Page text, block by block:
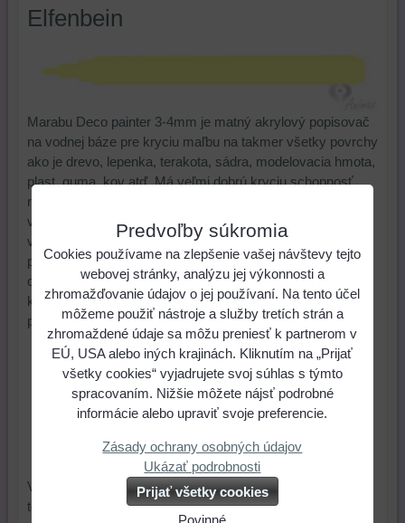
Elfenbein
Marabu Deco painter 3-4mm je matný akrylový popisovač
na vodnej báze pre kryciu maľbu na takmer všetky povrchy
ako je drevo, lepenka, terakota, sádra, modelovacia hmota,
plast, guma, kov atď. Má veľmi dobrú kryciu schopnosť,
rýchlo schne, je svetlostála, a odolná voči poveternostným
vplyvom. Pre zlepšenie odolnosti voči poveternostným
vplyvom nechať zaschnúť najmenej 30 minút a prípadne
prelakovať. Pred použitím - fixkou silno zatrepte, po
otvorení opakovane zatlačte na hrot a "pumpujte" tak dlho
kým sa neobjaví farba. Hrot je možné vybrať a vyprať pod
prúdom vody.
Cena: 3,98 €
ks Do košíka
Skladové číslo:Dostupnosť:Posledný kus
Vhodné na maľovaniedáždnikov, tašiek, gumákov,
topánok, dreva, kretináčov a iné.
Predvoľby súkromia
Cookies používame na zlepšenie vašej návštevy tejto
webovej stránky, analýzu jej výkonnosti a
zhromažďovanie údajov o jej používaní. Na tento účel
môžeme použiť nástroje a služby tretích strán a
zhromaždené údaje sa môžu preniesť k partnerom v
EÚ, USA alebo iných krajinách. Kliknutím na „Prijať
všetky cookies“ vyjadrujete svoj súhlas s týmto
spracovaním. Nižšie môžete nájsť podrobné
informácie alebo upraviť svoje preferencie.
Zásady ochrany osobných údajov
Ukázať podrobnosti
Prijať všetky cookies
Povinné